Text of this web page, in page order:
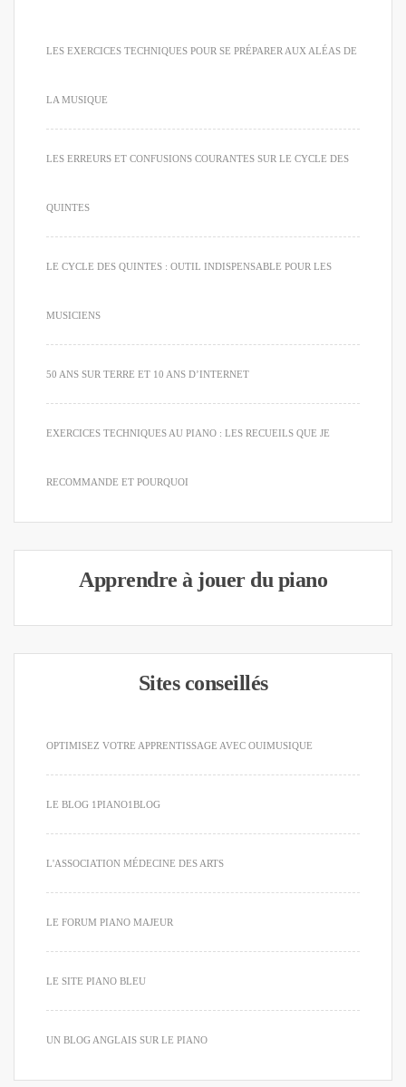
LES EXERCICES TECHNIQUES POUR SE PRÉPARER AUX ALÉAS DE
LA MUSIQUE
LES ERREURS ET CONFUSIONS COURANTES SUR LE CYCLE DES
QUINTES
LE CYCLE DES QUINTES : OUTIL INDISPENSABLE POUR LES
MUSICIENS
50 ANS SUR TERRE ET 10 ANS D’INTERNET
EXERCICES TECHNIQUES AU PIANO : LES RECUEILS QUE JE
RECOMMANDE ET POURQUOI
Apprendre à jouer du piano
Sites conseillés
OPTIMISEZ VOTRE APPRENTISSAGE AVEC OUIMUSIQUE
LE BLOG 1PIANO1BLOG
L'ASSOCIATION MÉDECINE DES ARTS
LE FORUM PIANO MAJEUR
LE SITE PIANO BLEU
UN BLOG ANGLAIS SUR LE PIANO